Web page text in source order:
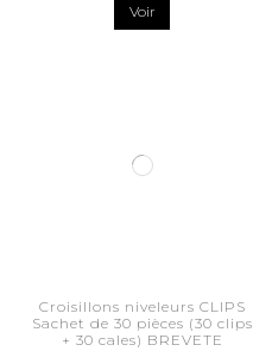
Voir
Croisillons niveleurs CLIPS
Sachet de 30 pièces (30 clips
+ 30 cales) BREVETE